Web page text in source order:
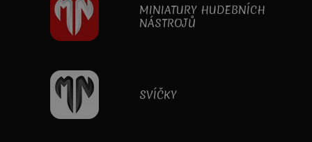
MINIATURY HUDEBNÍCH
NÁSTROJŮ
SVÍČKY